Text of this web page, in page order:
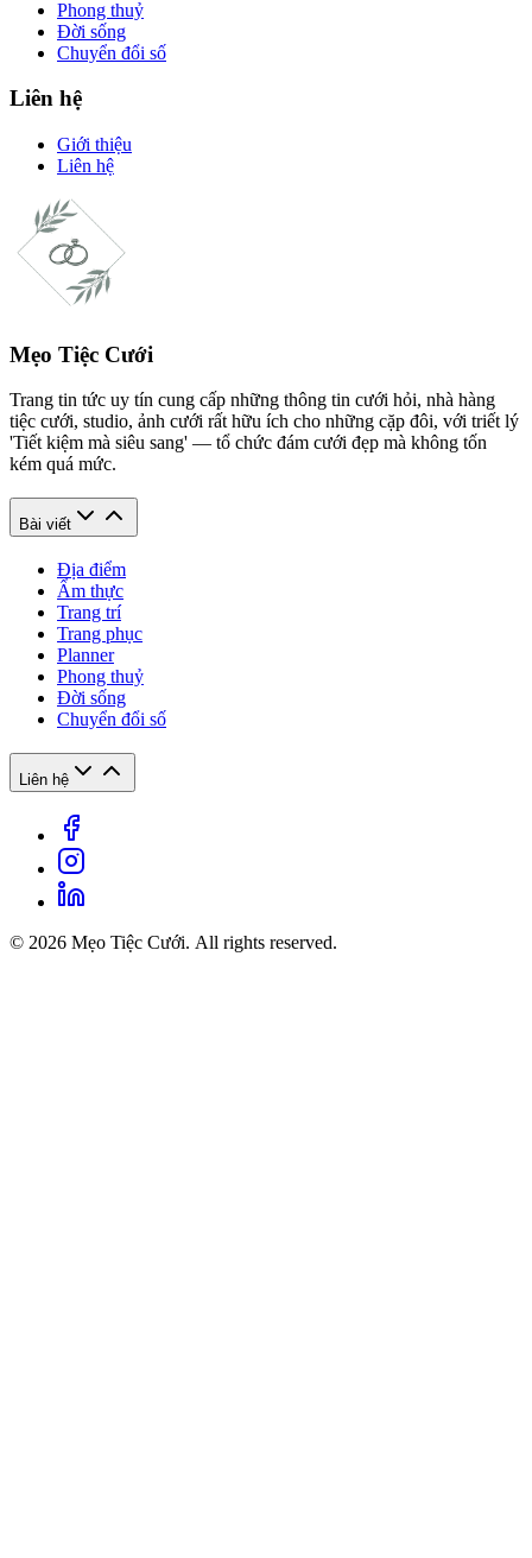
Phong thuỷ
Đời sống
Chuyển đổi số
Liên hệ
Giới thiệu
Liên hệ
Mẹo Tiệc Cưới
Trang tin tức uy tín cung cấp những thông tin cưới hỏi, nhà hàng
tiệc cưới, studio, ảnh cưới rất hữu ích cho những cặp đôi, với triết lý
'Tiết kiệm mà siêu sang' — tổ chức đám cưới đẹp mà không tốn
kém quá mức.
Bài viết
Địa điểm
Ẩm thực
Trang trí
Trang phục
Planner
Phong thuỷ
Đời sống
Chuyển đổi số
Liên hệ
© 2026 Mẹo Tiệc Cưới. All rights reserved.